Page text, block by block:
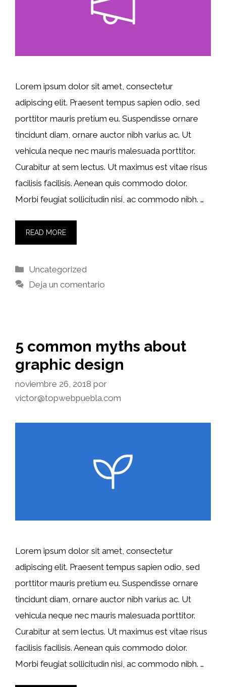
Lorem ipsum dolor sit amet, consectetur
adipiscing elit. Praesent tempus sapien odio, sed
porttitor mauris pretium eu. Suspendisse ornare
tincidunt diam, ornare auctor nibh varius ac. Ut
vehicula neque nec mauris malesuada porttitor.
Curabitur at sem lectus. Ut maximus est vitae risus
facilisis facilisis. Aenean quis commodo dolor.
Morbi feugiat sollicitudin nisi, ac commodo nibh. …
READ MORE
Categorías
Uncategorized
Deja un comentario
5 common myths about
graphic design
noviembre 26, 2018 por
victor@topwebpuebla.com
Lorem ipsum dolor sit amet, consectetur
adipiscing elit. Praesent tempus sapien odio, sed
porttitor mauris pretium eu. Suspendisse ornare
tincidunt diam, ornare auctor nibh varius ac. Ut
vehicula neque nec mauris malesuada porttitor.
Curabitur at sem lectus. Ut maximus est vitae risus
facilisis facilisis. Aenean quis commodo dolor.
Morbi feugiat sollicitudin nisi, ac commodo nibh. …